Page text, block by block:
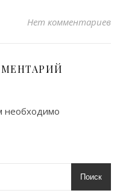
Нет комментариев
необходимо
Поиск